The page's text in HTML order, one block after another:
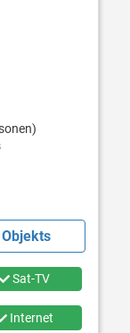
Sat-TV
Internet